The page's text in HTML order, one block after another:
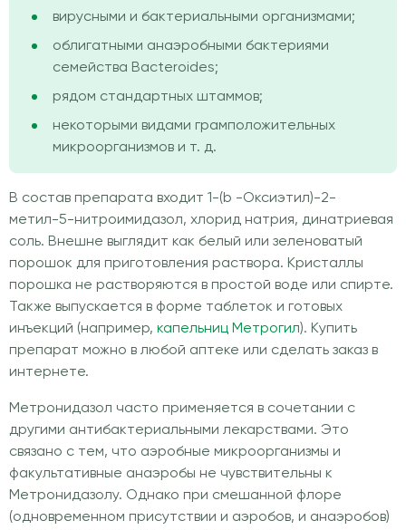
вирусными и бактериальными организмами;
облигатными анаэробными бактериями
семейства Bacteroides;
рядом стандартных штаммов;
некоторыми видами грамположительных
микроорганизмов и т. д.
В состав препарата входит 1-(b -Оксиэтил)-2-
метил-5-нитроимидазол, хлорид натрия, динатриевая
соль. Внешне выглядит как белый или зеленоватый
порошок для приготовления раствора. Кристаллы
порошка не растворяются в простой воде или спирте.
Также выпускается в форме таблеток и готовых
инъекций (например, капельниц Метрогил). Купить
препарат можно в любой аптеке или сделать заказ в
интернете.
Метронидазол часто применяется в сочетании с
другими антибактериальными лекарствами. Это
связано с тем, что аэробные микроорганизмы и
факультативные анаэробы не чувствительны к
Метронидазолу. Однако при смешанной флоре
(одновременном присутствии и аэробов, и анаэробов)